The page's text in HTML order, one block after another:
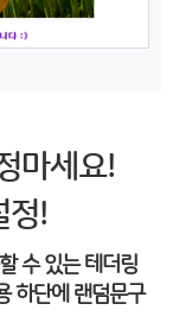
마세요!
정!
수 있는 테더링
하단에 랜덤문구